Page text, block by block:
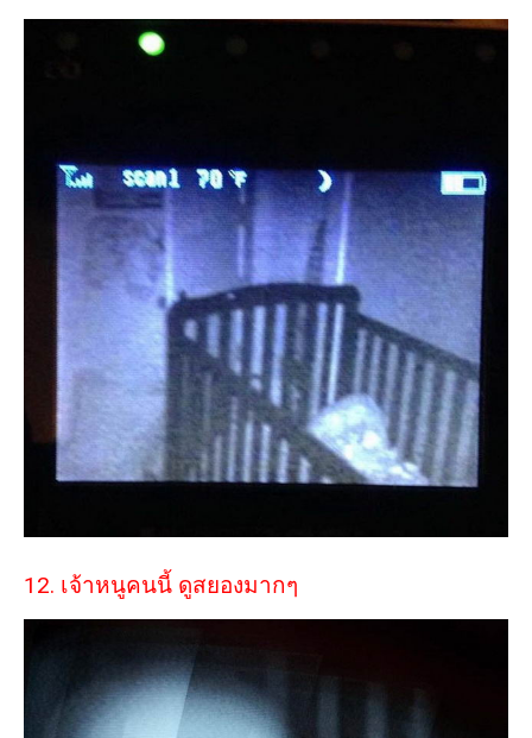
12. เจ้าหนูคนนี้ ดูสยองมากๆ